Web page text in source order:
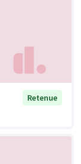
Retenue